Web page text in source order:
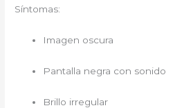
Síntomas:
Imagen oscura
Pantalla negra con sonido
Brillo irregular